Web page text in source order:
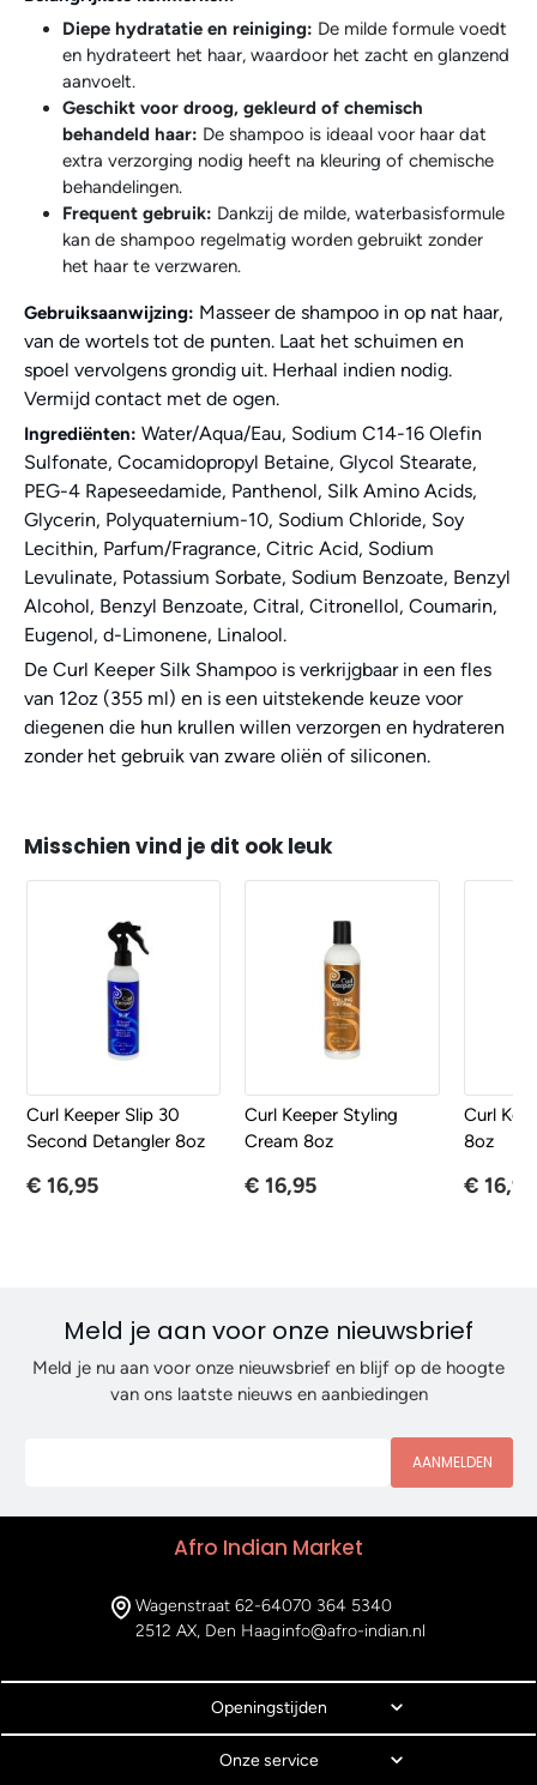
Diepe hydratatie en reiniging: De milde formule voedt
en hydrateert het haar, waardoor het zacht en glanzend
aanvoelt.
Geschikt voor droog, gekleurd of chemisch
behandeld haar: De shampoo is ideaal voor haar dat
extra verzorging nodig heeft na kleuring of chemische
behandelingen.
Frequent gebruik: Dankzij de milde, waterbasisformule
kan de shampoo regelmatig worden gebruikt zonder
het haar te verzwaren.
Gebruiksaanwijzing: Masseer de shampoo in op nat haar,
van de wortels tot de punten. Laat het schuimen en
spoel vervolgens grondig uit. Herhaal indien nodig.
Vermijd contact met de ogen.
Ingrediënten: Water/Aqua/Eau, Sodium C14-16 Olefin
Sulfonate, Cocamidopropyl Betaine, Glycol Stearate,
PEG-4 Rapeseedamide, Panthenol, Silk Amino Acids,
Glycerin, Polyquaternium-10, Sodium Chloride, Soy
Lecithin, Parfum/Fragrance, Citric Acid, Sodium
Levulinate, Potassium Sorbate, Sodium Benzoate, Benzyl
Alcohol, Benzyl Benzoate, Citral, Citronellol, Coumarin,
Eugenol, d-Limonene, Linalool.
De Curl Keeper Silk Shampoo is verkrijgbaar in een fles
van 12oz (355 ml) en is een uitstekende keuze voor
diegenen die hun krullen willen verzorgen en hydrateren
zonder het gebruik van zware oliën of siliconen.
Misschien vind je dit ook leuk
Curl Keeper Slip 30
Second Detangler 8oz
€ 16,95
Curl Keeper Styling
Cream 8oz
€ 16,95
Curl
8oz
€ 16,95
Meld je aan voor onze nieuwsbrief
Meld je nu aan voor onze nieuwsbrief en blijf op de hoogte
van ons laatste nieuws en aanbiedingen
AANMELDEN
Afro Indian Market
Wagenstraat 62-64
2512 AX, Den Haag
070 364 5340
info@afro-indian.nl
Openingstijden
Onze service